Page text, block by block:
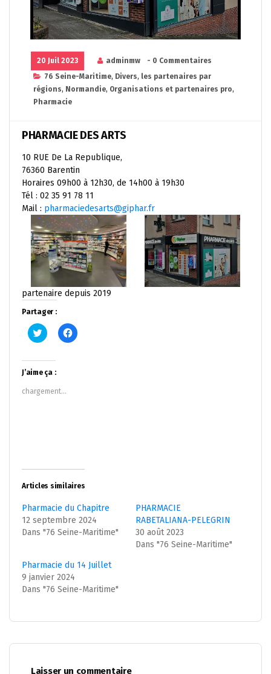
20 Juil 2023 adminmw
- 0 Commentaires
76 Seine-Maritime, Divers, les partenaires par
régions, Normandie, Organisations et partenaires pro,
Pharmacie
PHARMACIE DES ARTS
10 RUE De La Republique,
76360 Barentin
Horaires 09h00 à 12h30, de 14h00 à 19h30
Tél : 02 35 91 78 11
Mail : pharmaciedesarts@giphar.fr
partenaire depuis 2019
Partager :
Cliquez
pour
Twitter(ouvre
dans
une
nouvelle
fenêtre)
Cliquez
pour
J’aime ça :
chargement…
Articles similaires
Pharmacie du Chapitre
12 septembre 2024
Dans "76 Seine-Maritime"
PHARMACIE
RABETALIANA-PELEGRIN
30 août 2023
Dans "76 Seine-Maritime"
Pharmacie du 14 Juillet
9 janvier 2024
Dans "76 Seine-Maritime"
Laisser un commentaire